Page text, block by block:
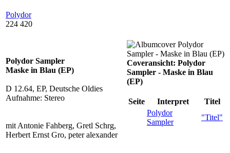
Polydor
224 420
Polydor Sampler
Maske in Blau (EP)
D 12.64, EP, Deutsche Oldies
Aufnahme: Stereo
mit Antonie Fahberg, Gretl Schrg,
Herbert Ernst Gro, peter alexander
Coveransicht: Polydor
Sampler - Maske in Blau
(EP)
Seite Interpret
Titel
Polydor
Sampler
"Titel"